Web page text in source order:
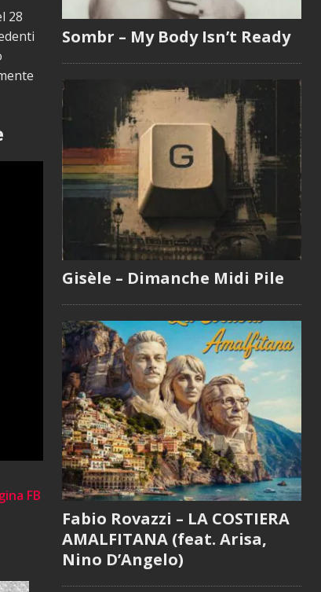
28
FB
Sombr – My Body Isn’t Ready
Gisèle – Dimanche Midi Pile
Fabio Rovazzi – LA COSTIERA
AMALFITANA (feat. Arisa,
Nino D’Angelo)